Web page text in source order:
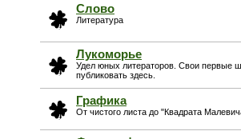
Слово
Литература
Лукоморье
Удел юных литераторов. Свои первые
публиковать здесь.
Графика
От чистого листа до "Квадрата